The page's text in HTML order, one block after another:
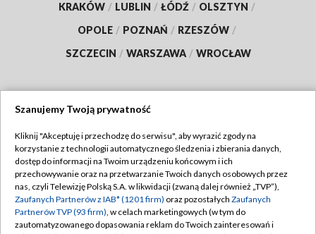
KRAKÓW / LUBLIN / ŁÓDŹ / OLSZTYN /
OPOLE / POZNAŃ / RZESZÓW /
SZCZECIN / WARSZAWA / WROCŁAW
TVP
Abonament TVP
Emisja w TVP
Centrum informacji TVP
Regulamin TVP
Polityka prywatności
Moje zgody
Szanujemy Twoją prywatność
Kliknij "Akceptuję i przechodzę do serwisu", aby wyrazić zgody na
korzystanie z technologii automatycznego śledzenia i zbierania danych,
dostęp do informacji na Twoim urządzeniu końcowym i ich
przechowywanie oraz na przetwarzanie Twoich danych osobowych przez
nas, czyli Telewizję Polską S.A. w likwidacji (zwaną dalej również „TVP”),
Zaufanych Partnerów z IAB* (1201 firm) oraz pozostałych Zaufanych
Partnerów TVP (93 firm), w celach marketingowych (w tym do
zautomatyzowanego dopasowania reklam do Twoich zainteresowań i